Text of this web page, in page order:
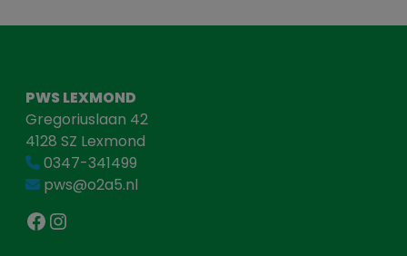
PWS LEXMOND
Gregoriuslaan 42
4128 SZ Lexmond
0347-341499
pws@o2a5.nl
Facebook Instagram